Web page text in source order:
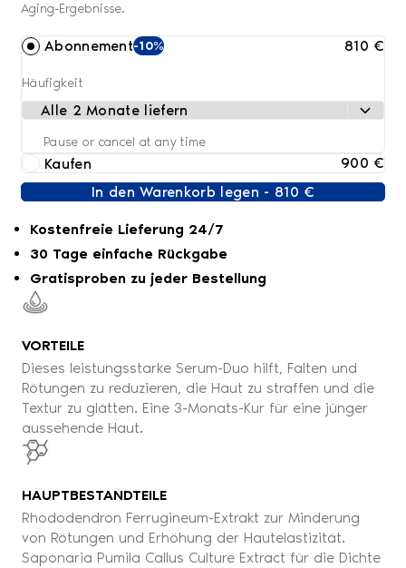
Aging-Ergebnisse.
Abonnement-10% 810 €
Häufigkeit
Pause or cancel at any time
Kaufen
900 €
In den Warenkorb legen - 810 €
Kostenfreie Lieferung 24/7
30 Tage einfache Rückgabe
Gratisproben zu jeder Bestellung
VORTEILE
Dieses leistungsstarke Serum-Duo hilft, Falten und
Rötungen zu reduzieren, die Haut zu straffen und die
Textur zu glätten. Eine 3-Monats-Kur für eine jünger
aussehende Haut.
HAUPTBESTANDTEILE
Rhododendron Ferrugineum-Extrakt zur Minderung
von Rötungen und Erhöhung der Hautelastizität.
Saponaria Pumila Callus Culture Extract für die Dichte